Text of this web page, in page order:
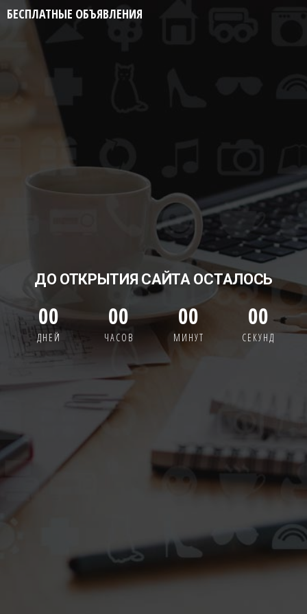
БЕСПЛАТНЫЕ ОБЪЯВЛЕНИЯ
ДО ОТКРЫТИЯ САЙТА ОСТАЛОСЬ
00
ДНЕЙ
00
ЧАСОВ
00
МИНУТ
00
СЕКУНД